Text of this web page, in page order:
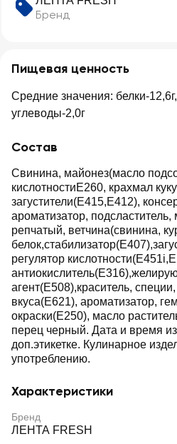
Бренд
Пищевая ценность
Средние значения: белки-
углеводы-2,0г
Состав
Свинина, майонез(масло
кислотностиЕ260, крахмал
загустители(Е415,Е412),
ароматизатор, подсластитель,
репчатый, ветчина(свинина,
регулятор
агент(Е508),краситель,
вкуса(Е621), ароматизатор,
окраски(Е250), масло
перец черный. Дата и время
доп.этикетке. Кулинарное
употреблению.
Характеристики
Бренд
ЛЕНТА FRESH